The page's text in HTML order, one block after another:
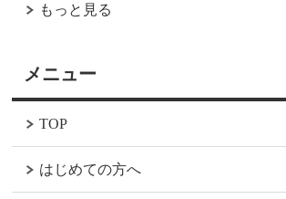
もっと見る
メニュー
TOP
はじめての方へ